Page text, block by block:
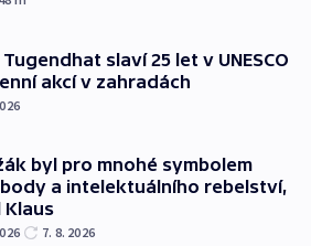
slaví 25 let v UNESCO
akcí v zahradách
byl pro mnohé symbolem
a intelektuálního rebelství,
Klaus
7. 8. 2026